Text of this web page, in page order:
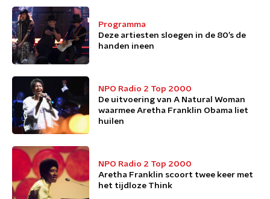
Programma
Deze artiesten sloegen in de 80’s de
handen ineen
NPO Radio 2 Top 2000
De uitvoering van A Natural Woman
waarmee Aretha Franklin Obama liet
huilen
NPO Radio 2 Top 2000
Aretha Franklin scoort twee keer met
het tijdloze Think